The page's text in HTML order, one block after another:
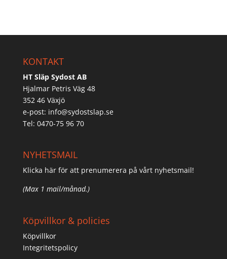
KONTAKT
HT Släp Sydost AB
Hjalmar Petris Väg 48
352 46 Växjö
e-post: info@sydostslap.se
Tel: 0470-75 96 70
NYHETSMAIL
Klicka här för att prenumerera på vårt nyhetsmail!
(Max 1 mail/månad.)
Köpvillkor & policies
Köpvillkor
Integritetspolicy